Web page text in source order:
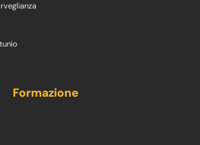
Formazione